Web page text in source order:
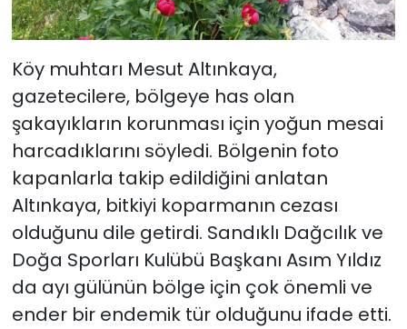
Köy muhtarı Mesut Altınkaya,
gazetecilere, bölgeye has olan
şakayıkların korunması için yoğun mesai
harcadıklarını söyledi. Bölgenin foto
kapanlarla takip edildiğini anlatan
Altınkaya, bitkiyi koparmanın cezası
olduğunu dile getirdi. Sandıklı Dağcılık ve
Doğa Sporları Kulübü Başkanı Asım Yıldız
da ayı gülünün bölge için çok önemli ve
ender bir endemik tür olduğunu ifade etti.